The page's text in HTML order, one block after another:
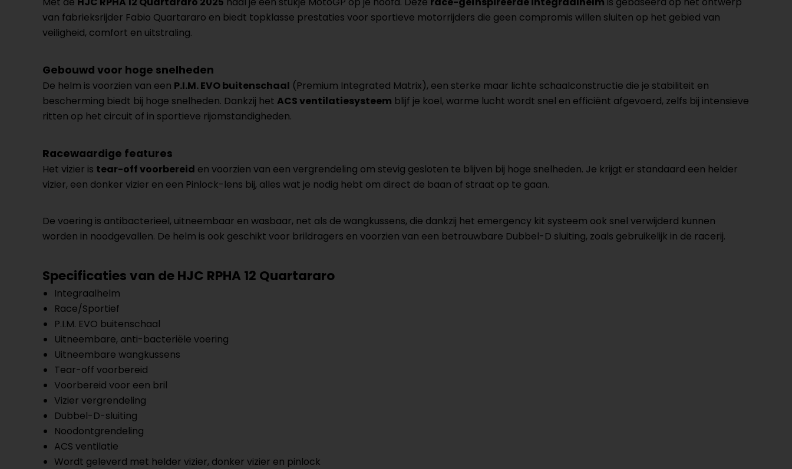
van fabrieksrijder Fabio Quartararo en biedt topklasse prestaties voor sportieve motorrijders die geen compromis willen sluiten op het gebied van
veiligheid, comfort en uitstraling.
Gebouwd voor hoge snelheden
De helm is voorzien van een P.I.M. EVO buitenschaal (Premium Integrated Matrix), een sterke maar lichte schaalconstructie die je stabiliteit en
bescherming biedt bij hoge snelheden. Dankzij het ACS ventilatiesysteem blijf je koel, warme lucht wordt snel en efficiënt afgevoerd, zelfs bij intensieve
ritten op het circuit of in sportieve rijomstandigheden.
Racewaardige features
Het vizier is tear-off voorbereid en voorzien van een vergrendeling om stevig gesloten te blijven bij hoge snelheden. Je krijgt er standaard een helder
vizier, een donker vizier en een Pinlock-lens bij, alles wat je nodig hebt om direct de baan of straat op te gaan.
De voering is antibacterieel, uitneembaar en wasbaar, net als de wangkussens, die dankzij het emergency kit systeem ook snel verwijderd kunnen
worden in noodgevallen. De helm is ook geschikt voor brildragers en voorzien van een betrouwbare Dubbel-D sluiting, zoals gebruikelijk in de racerij.
Specificaties van de HJC RPHA 12 Quartararo
Integraalhelm
Race/Sportief
P.I.M. EVO buitenschaal
Uitneembare, anti-bacteriële voering
Uitneembare wangkussens
Tear-off voorbereid
Voorbereid voor een bril
Vizier vergrendeling
Dubbel-D-sluiting
Noodontgrendeling
ACS ventilatie
Wordt geleverd met helder vizier, donker vizier en pinlock